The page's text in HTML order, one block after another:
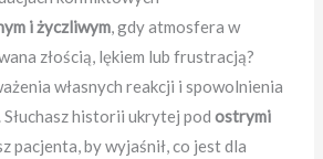
i życzliwym, gdy atmosfera w
złością, lękiem lub frustracją?
własnych reakcji i spowolnienia
historii ukrytej podostrymi
pacjenta, by wyjaśnił, co jest dla